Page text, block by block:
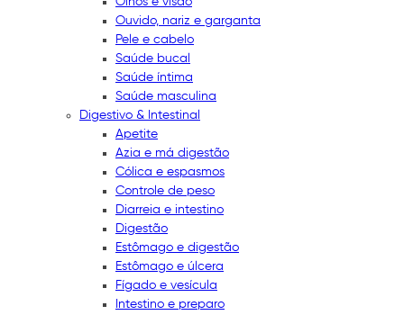
Ouvido, nariz e garganta
Pele e cabelo
Saúde bucal
Saúde íntima
Saúde masculina
Digestivo & Intestinal
Apetite
Azia e má digestão
Cólica e espasmos
Controle de peso
Diarreia e intestino
Digestão
Estômago e digestão
Estômago e úlcera
Fígado e vesícula
Intestino e preparo